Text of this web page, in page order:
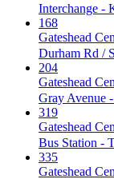
Interchange -
168
Gateshead
Durham Rd /
204
Gateshead
Gray Avenue
319
Gateshead
Bus Station -
335
Gateshead